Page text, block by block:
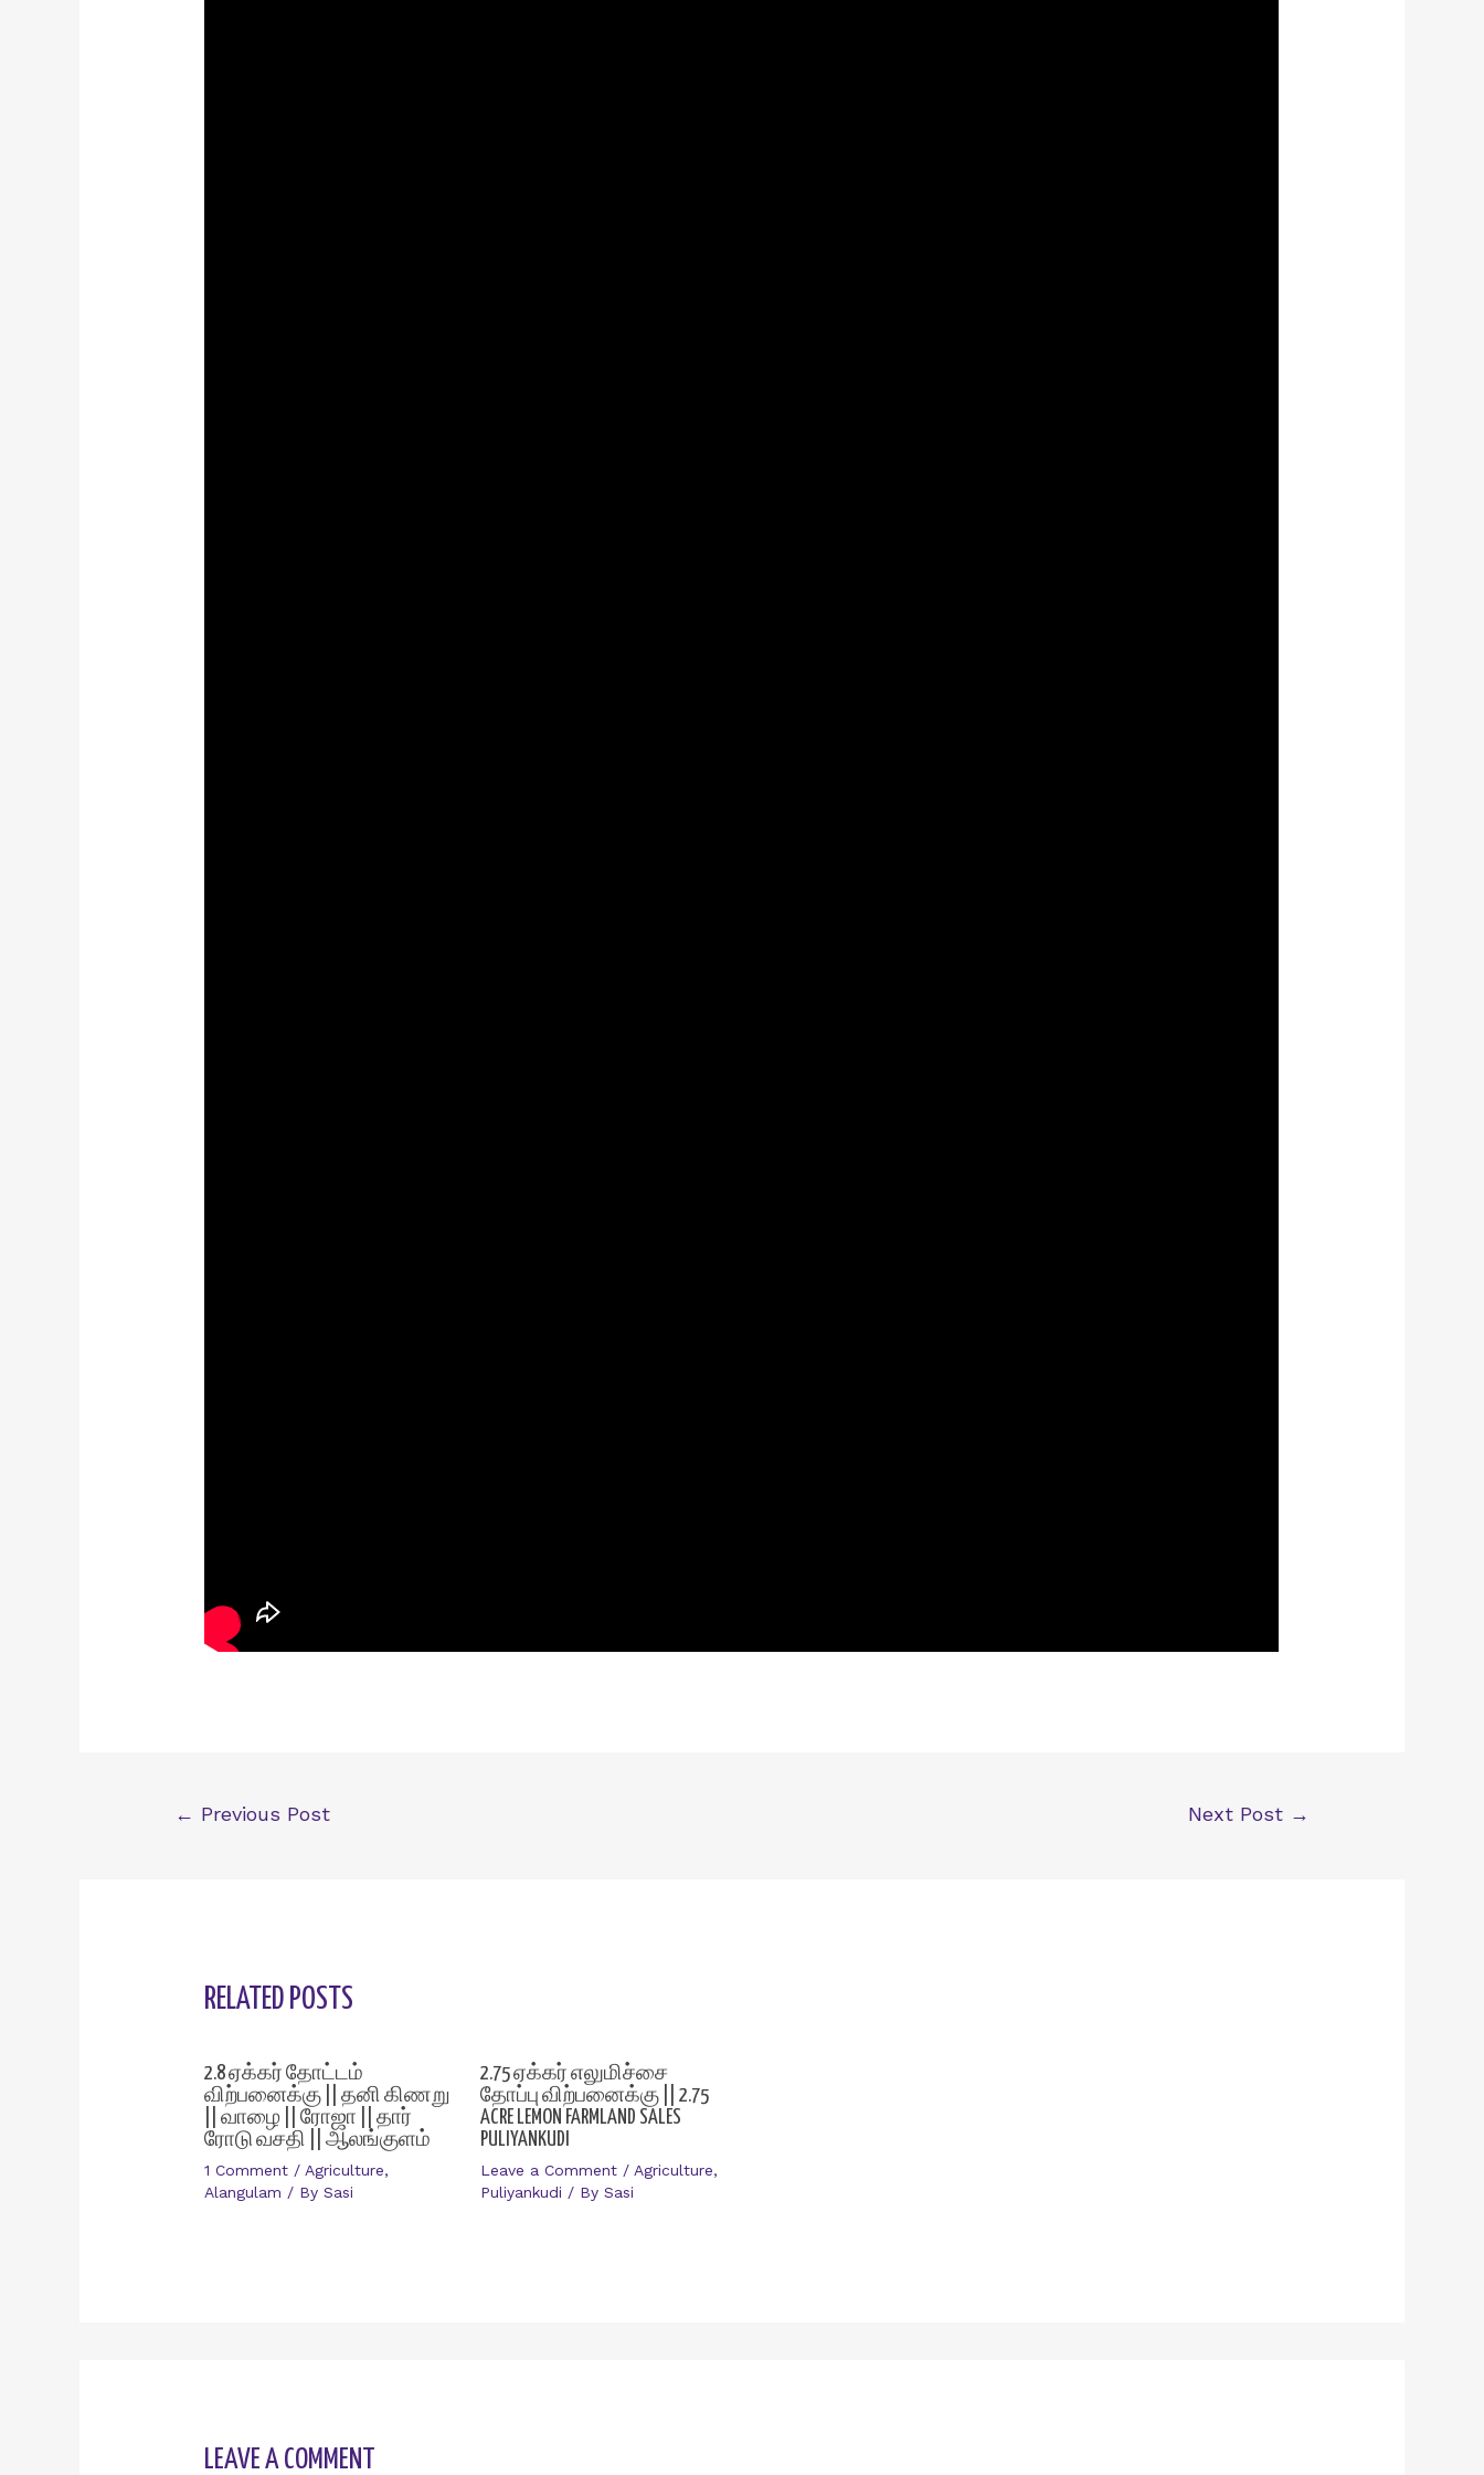
← Previous Post Next Post →
RELATED POSTS
2.8 ஏக்கர் தோட்டம்
விற்பனைக்கு || தனி கிணறு
|| வாழை || ரோஜா || தார்
ரோடு வசதி || ஆலங்குளம்
1 Comment /Agriculture,
Alangulam / BySasi
2.75 ஏக்கர் எலுமிச்சை
தோப்பு விற்பனைக்கு || 2.75
ACRE LEMON FARMLAND SALES
PULIYANKUDI
Leave a Comment / Agriculture,
Puliyankudi / By Sasi
LEAVE A COMMENT